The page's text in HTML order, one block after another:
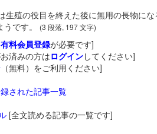
生殖の役目を終えた後に無用の長物にな
です。
(3 段落, 197 文字)
有料会員登録が必要です]
済みの方はログインしてください]
（無料）をご利用ください]
された記事一覧
[全文読める記事の一覧です]